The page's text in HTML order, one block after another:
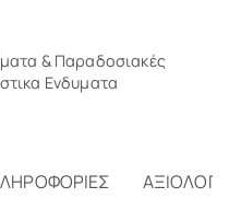
& Παραδοσιακές
Ενδυματα